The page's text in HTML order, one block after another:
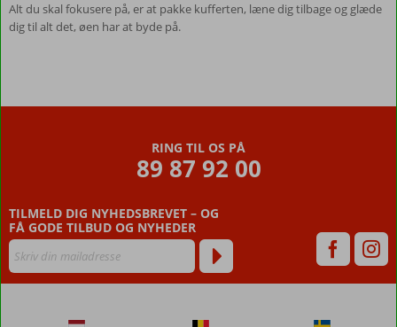
Alt du skal fokusere på, er at pakke kufferten, læne dig tilbage og glæde
dig til alt det, øen har at byde på.
RING TIL OS PÅ
89 87 92 00
TILMELD DIG NYHEDSBREVET – OG
FÅ GODE TILBUD OG NYHEDER